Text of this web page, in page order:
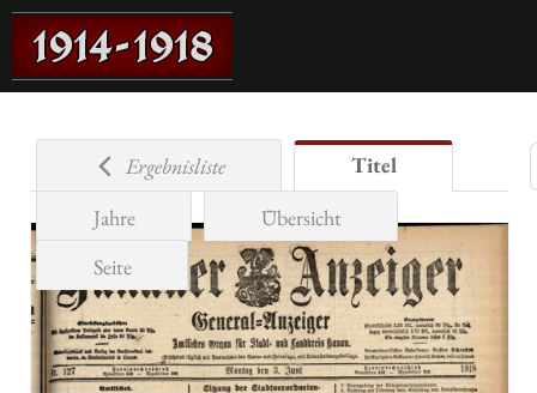
Ergebnisliste
Titel
Jahre
Übersicht
Seite